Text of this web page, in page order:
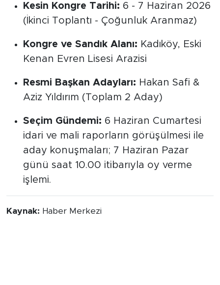
Kesin Kongre Tarihi: 6 - 7 Haziran 2026
(İkinci Toplantı - Çoğunluk Aranmaz)
Kongre ve Sandık Alanı: Kadıköy, Eski
Kenan Evren Lisesi Arazisi
Resmi Başkan Adayları: Hakan Safi &
Aziz Yıldırım (Toplam 2 Aday)
Seçim Gündemi: 6 Haziran Cumartesi
idari ve mali raporların görüşülmesi ile
aday konuşmaları; 7 Haziran Pazar
günü saat 10.00 itibarıyla oy verme
işlemi.
Kaynak: Haber Merkezi